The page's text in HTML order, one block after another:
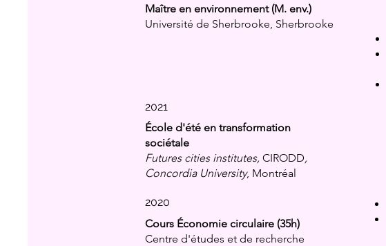
Maître en environnement (M. env.)
Université de Sherbrooke, Sherbrooke
2021
École d'été en transformation
sociétale
Futures cities institutes, CIRODD,
Concordia University, Montréal
2020
Cours Économie circulaire (35h)
Centre d'études et de recherche